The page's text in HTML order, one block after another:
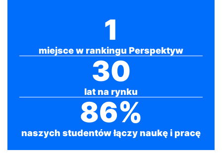
1
miejsce w rankingu Perspektyw
30
lat na rynku
86%
naszych studentów łączy naukę i pracę